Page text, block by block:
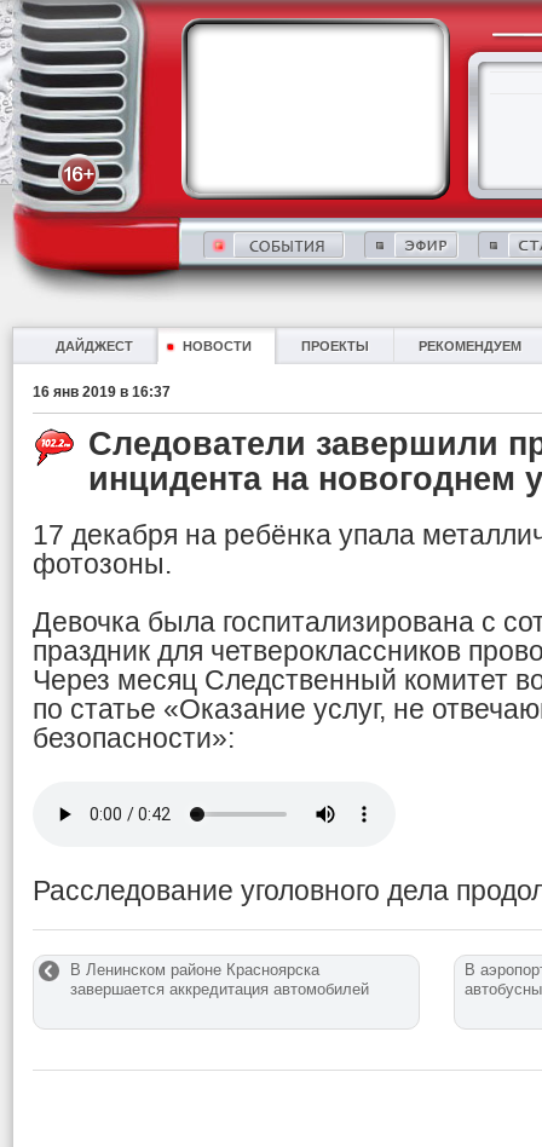
ДАЙДЖЕСТ НОВОСТИ ПРОЕКТЫ РЕКОМЕНДУЕМ
16 янв 2019 в 16:37
Следователи завершили
инцидента на новогоднем
17 декабря на ребёнка упала
фотозоны.
Девочка была госпитализирована с
праздник для четвероклассников
Через месяц Следственный комитет
по статье «Оказание услуг, не
безопасности»:
Расследование уголовного дела
В Ленинском районе Красноярска
завершается аккредитация автомобилей
В